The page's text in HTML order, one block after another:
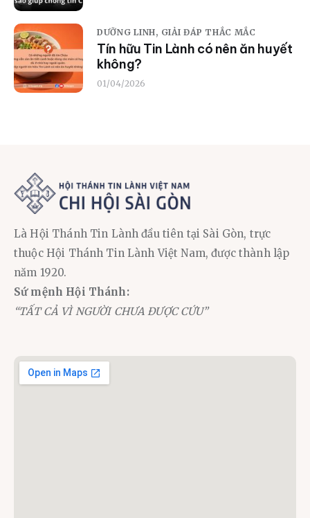
DƯỠNG LINH, GIẢI ĐÁP THẮC MẮC
Tín hữu Tin Lành có nên ăn huyết
không?
01/04/2026
Là Hội Thánh Tin Lành đầu tiên tại Sài Gòn, trực
thuộc Hội Thánh Tin Lành Việt Nam, được thành lập
năm 1920.
Sứ mệnh Hội Thánh:
“TẤT CẢ VÌ NGƯỜI CHƯA ĐƯỢC CỨU”